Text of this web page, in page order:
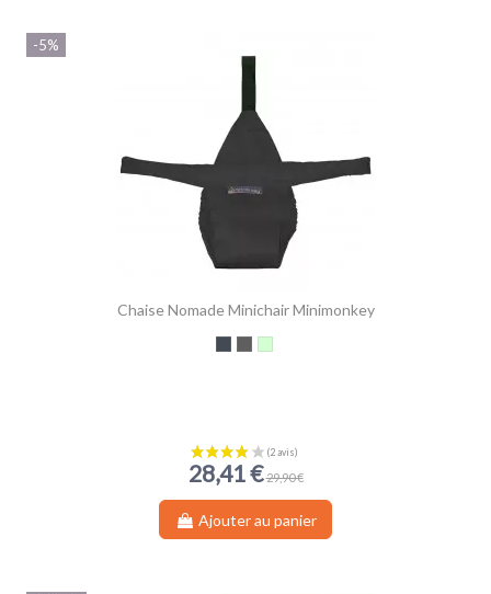
-5%
Chaise Nomade Minichair Minimonkey
28,41 € 29,90 €
NoirGrisVert Nordique
Ajouter au panier